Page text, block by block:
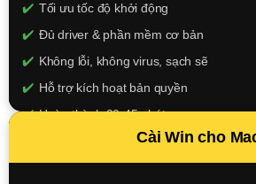
Tối ưu tốc độ khởi động
Đủ driver & phần mềm cơ bản
Không lỗi, không virus, sạch sẽ
Hỗ trợ kích hoạt bản quyền
Hoàn thành 30-45 phút
150.000đ
Cài Win cho